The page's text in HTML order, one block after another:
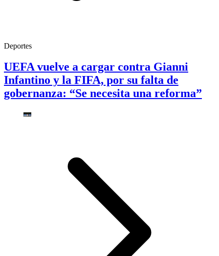
Deportes
UEFA vuelve a cargar contra Gianni
Infantino y la FIFA, por su falta de
gobernanza: “Se necesita una reforma”